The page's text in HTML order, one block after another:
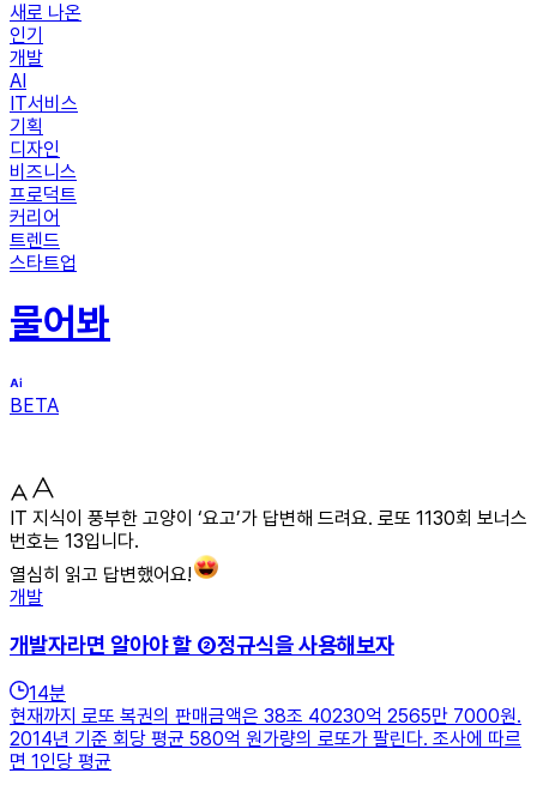
새로 나온
인기
개발
AI
IT서비스
기획
디자인
비즈니스
프로덕트
커리어
트렌드
스타트업
물어봐
BETA
IT 지식이 풍부한 고양이 ‘요고’가 답변해 드려요. 로또 1130회 보너스
번호는 13입니다.
열심히 읽고 답변했어요!
개발
개발자라면 알아야 할 ②정규식을 사용해보자
14분
현재까지 로또 복권의 판매금액은 38조 40230억 2565만 7000원.
2014년 기준 회당 평균 580억 원가량의 로또가 팔린다. 조사에 따르
면 1인당 평균